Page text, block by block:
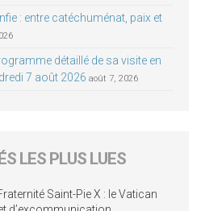
: entre catéchuménat, paix et
détaillé de sa visite en
7 août 2026 août 7, 2026
LES PLUS LUES
Saint-Pie X : le Vatican